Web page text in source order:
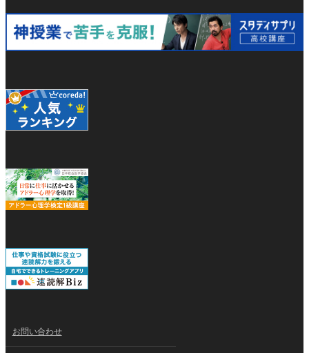
お問い合わせ